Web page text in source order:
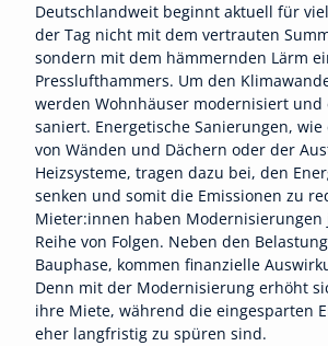
Deutschlandweit beginnt aktuell für
der Tag nicht mit dem vertrauten
sondern mit dem hämmernden Lärm
Presslufthammers. Um den
werden Wohnhäuser modernisiert und
saniert. Energetische Sanierungen,
von Wänden und Dächern oder der
Heizsysteme, tragen dazu bei, den
senken und somit die Emissionen zu
Mieter:innen haben Modernisierungen
Reihe von Folgen. Neben den
Bauphase, kommen finanzielle
Denn mit der Modernisierung erhöht
ihre Miete, während die eingesparten
eher langfristig zu spüren sind.